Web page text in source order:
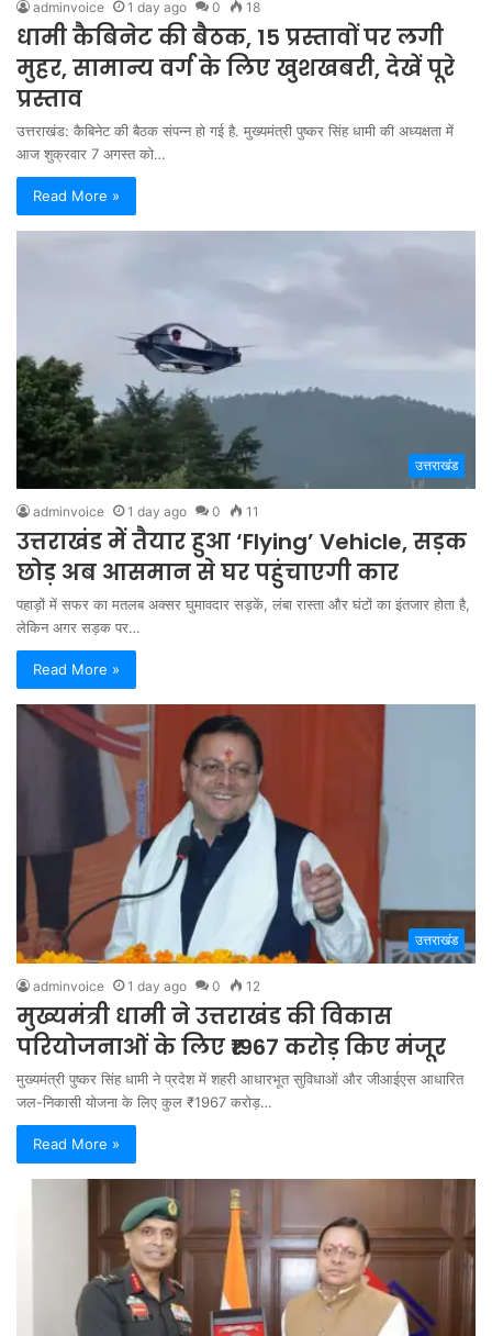
adminvoice 1 day ago 0 18
धामी कैबिनेट की बैठक, 15 प्रस्तावों पर लगी
मुहर, सामान्य वर्ग के लिए खुशखबरी, देखें पूरे
प्रस्ताव
उत्तराखंड: कैबिनेट की बैठक संपन्न हो गई है. मुख्यमंत्री पुष्कर सिंह धामी की अध्यक्षता में
आज शुक्रवार 7 अगस्त को…
Read More »
उत्तराखंड
adminvoice 1 day ago 0 11
उत्तराखंड में तैयार हुआ ‘Flying’ Vehicle, सड़क
छोड़ अब आसमान से घर पहुंचाएगी कार
पहाड़ों में सफर का मतलब अक्सर घुमावदार सड़कें, लंबा रास्ता और घंटों का इंतजार होता है,
लेकिन अगर सड़क पर…
Read More »
उत्तराखंड
adminvoice 1 day ago 0 12
मुख्यमंत्री धामी ने उत्तराखंड की विकास
परियोजनाओं के लिए ₹1967 करोड़ किए मंजूर
मुख्यमंत्री पुष्कर सिंह धामी ने प्रदेश में शहरी आधारभूत सुविधाओं और जीआईएस आधारित
जल-निकासी योजना के लिए कुल ₹1967 करोड़…
Read More »